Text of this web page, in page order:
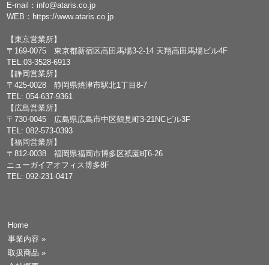
E-mail： info@ataris.co.jp
WEB： https://www.ataris.co.jp
【東京営業所】
〒169-0075 東京都新宿区高田馬場3-2-14 天翔高田馬場ビル4F
TEL:03-3528-6913
【静岡営業所】
〒425-0028 静岡県焼津市駅北1丁目8-7
TEL: 054-637-9361
【広島営業所】
〒730-0045 広島県広島市中区鶴見町3-21NCビル3F
TEL: 082-573-0393
【福岡営業所】
〒812-0038 福岡県福岡市博多区祇園町6-26
ニューガイアオフィス博多8F
TEL: 092-231-0417
Home
事業内容 »
取扱商品 »